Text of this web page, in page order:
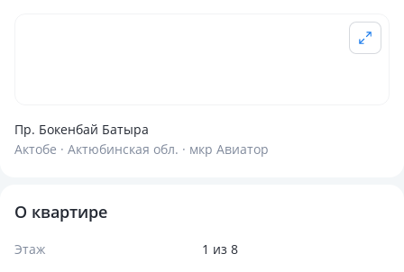
Пр. Бокенбай Батыра
Актобе · Актюбинская обл. · мкр Авиатор
О квартире
Этаж
1 из 8